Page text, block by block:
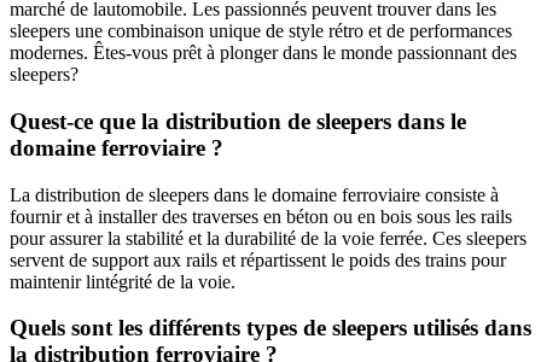
marché de lautomobile. Les passionnés peuvent trouver dans les
sleepers une combinaison unique de style rétro et de performances
modernes. Êtes-vous prêt à plonger dans le monde passionnant des
sleepers?
Quest-ce que la distribution de sleepers dans le
domaine ferroviaire ?
La distribution de sleepers dans le domaine ferroviaire consiste à
fournir et à installer des traverses en béton ou en bois sous les rails
pour assurer la stabilité et la durabilité de la voie ferrée. Ces sleepers
servent de support aux rails et répartissent le poids des trains pour
maintenir lintégrité de la voie.
Quels sont les différents types de sleepers utilisés dans
la distribution ferroviaire ?